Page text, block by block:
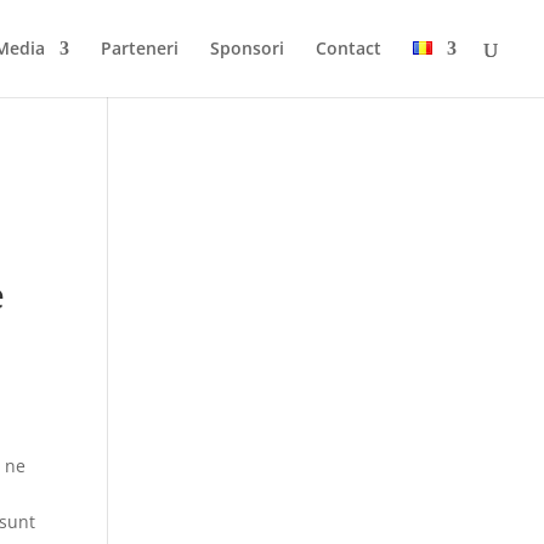
Parteneri Sponsori Contact
ne